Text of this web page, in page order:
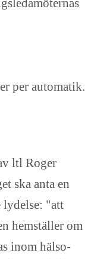
per automatik.
ltl Roger
ska anta en
lydelse: "att
hemställer om
inom hälso-